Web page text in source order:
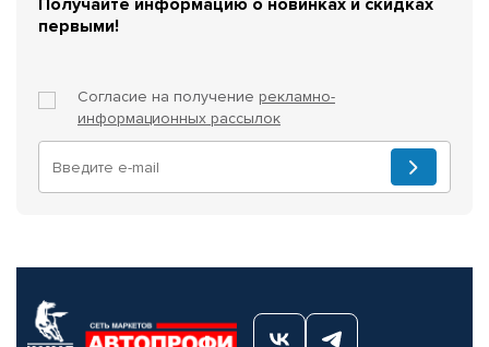
первыми!
Согласие на получение рекламно-
информационных рассылок